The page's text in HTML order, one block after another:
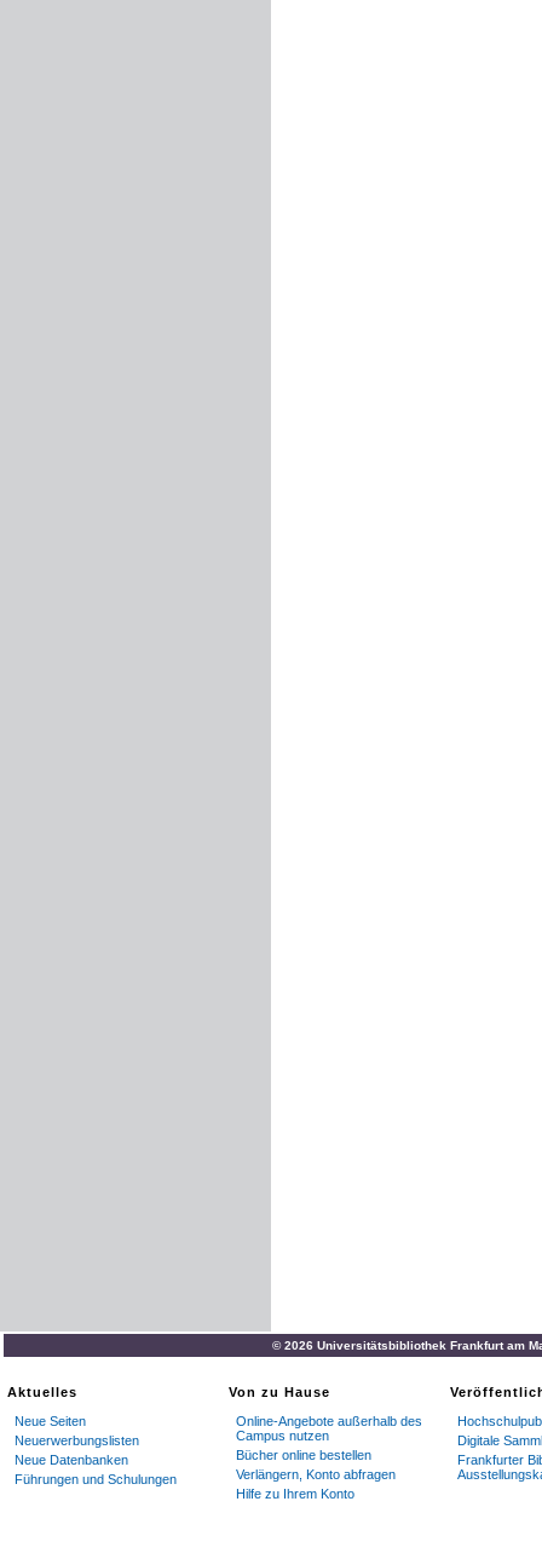
© 2026 Universitätsbibliothek Frankfurt am
Aktuelles
Neue Seiten
Neuerwerbungslisten
Neue Datenbanken
Führungen und Schulungen
Von zu Hause
Online-Angebote außerhalb des
Campus nutzen
Bücher online bestellen
Verlängern, Konto abfragen
Hilfe zu Ihrem Konto
Digitale
Frankfurter